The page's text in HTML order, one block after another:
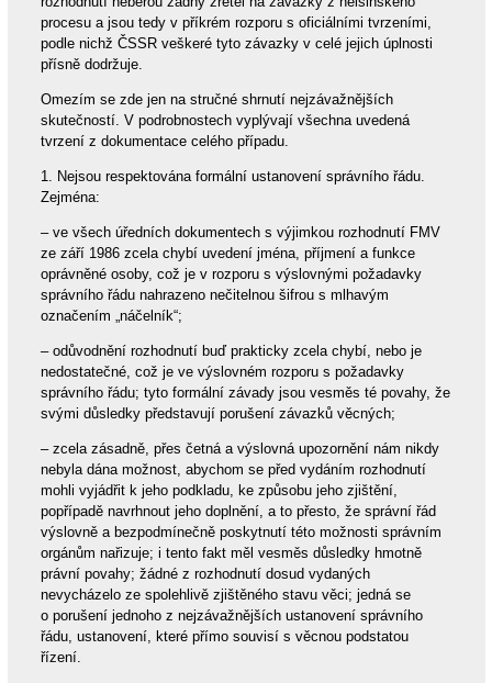
procesu a jsou tedy v příkrém rozporu s oficiálními tvrzeními,
podle nichž ČSSR veškeré tyto závazky v celé jejich úplnosti
přísně dodržuje.
Omezím se zde jen na stručné shrnutí nejzávažnějších
skutečností. V podrobnostech vyplývají všechna uvedená
tvrzení z dokumentace celého případu.
1. Nejsou respektována formální ustanovení správního řádu.
Zejména:
– ve všech úředních dokumentech s výjimkou rozhodnutí FMV
ze září 1986 zcela chybí uvedení jména, příjmení a funkce
oprávněné osoby, což je v rozporu s výslovnými požadavky
správního řádu nahrazeno nečitelnou šifrou s mlhavým
označením „náčelník“;
– odůvodnění rozhodnutí buď prakticky zcela chybí, nebo je
nedostatečné, což je ve výslovném rozporu s požadavky
správního řádu; tyto formální závady jsou vesměs té povahy, že
svými důsledky představují porušení závazků věcných;
– zcela zásadně, přes četná a výslovná upozornění nám nikdy
nebyla dána možnost, abychom se před vydáním rozhodnutí
mohli vyjádřit k jeho podkladu, ke způsobu jeho zjištění,
popřípadě navrhnout jeho doplnění, a to přesto, že správní řád
výslovně a bezpodmínečně poskytnutí této možnosti správním
orgánům nařizuje; i tento fakt měl vesměs důsledky hmotně
právní povahy; žádné z rozhodnutí dosud vydaných
nevycházelo ze spolehlivě zjištěného stavu věci; jedná se
o porušení jednoho z nejzávažnějších ustanovení správního
řádu, ustanovení, které přímo souvisí s věcnou podstatou
řízení.